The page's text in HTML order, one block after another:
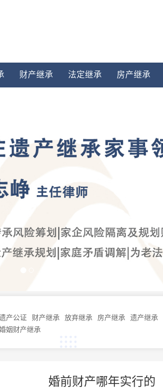
财产继承 法定继承 房产继承
产公证 财产继承 放弃继承 房产继承 遗产继承
姻财产继承
婚前财产哪年实行的